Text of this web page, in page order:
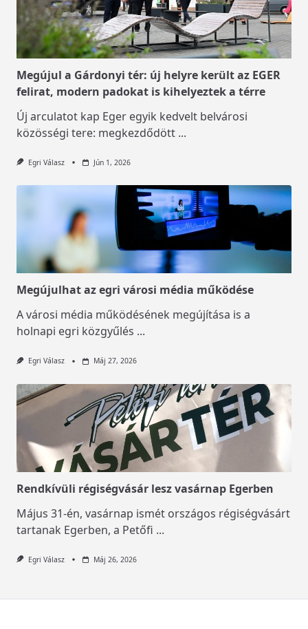
Megújul a Gárdonyi tér: új helyre került az EGER
felirat, modern padokat is kihelyeztek a térre
Új arculatot kap Eger egyik kedvelt belvárosi
közösségi tere: megkezdődött ...
Egri Válasz Jún 1, 2026
Megújulhat az egri városi média működése
A városi média működésének megújítása is a
holnapi egri közgyűlés ...
Egri Válasz Máj 27, 2026
Rendkívüli régiségvásár lesz vasárnap Egerben
Május 31-én, vasárnap ismét országos régiségvásárt
tartanak Egerben, a Petőfi ...
Egri Válasz Máj 26, 2026